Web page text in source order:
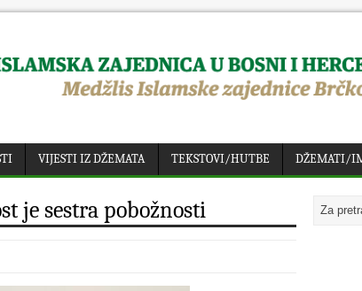
VIJESTI IZ DŽEMATA TEKSTOVI/HUTBE DŽEMATI/
je sestra pobožnosti